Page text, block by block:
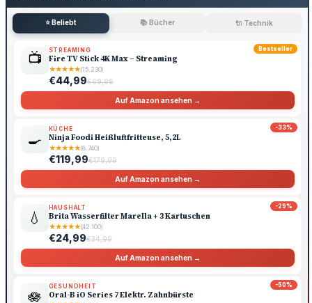
⭐ Beliebt 📚 Bücher 🔌 Technik
Bestseller
📺 STREAMING
Fire TV Stick 4K Max – Streaming
★★★★★(15.230)
€44,99€69,99
Auf Amazon ansehen →
-33%
🍳
KÜCHE
Ninja Foodi Heißluftfritteuse, 5,2L
★★★★★(8.740)
€119,99€179,99
Auf Amazon ansehen →
-29%
💧
HAUSHALT
Brita Wasserfilter Marella + 3 Kartuschen
★★★★★(42.100)
€24,99€34,99
Auf Amazon ansehen →
-50%
🪷
GESUNDHEIT
Oral-B iO Series 7 Elektr. Zahnbürste